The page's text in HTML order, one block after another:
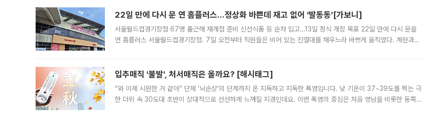
22일 만에 다시 문 연 홈플러스…정상화 바쁜데 재고 없어 ‘발동동’[가보니]
서울월드컵경기장점 67명 출근해 재개점 준비 신선식품 등 순차 입고…13일 정식 개장 목표 22일 만에 다시 문을
연 홈플러스 서울월드컵경기장점. 7일 오전부터 직원들은 비어 있는 진열대를 채우느라 바쁘게 움직였다. 계란과
입추매직 '불발', 처서매직은 올까요? [해시태그]
“와 이제 시원한 거 같아” 단체 ‘뇌손상’의 단계까지 온 지독하고 지독한 폭염입니다. 낮 기온이 37~39도를 찍는 극
한 더위 속 30도대 초반이 상대적으로 선선하게 느껴질 지경인데요. 이번 폭염의 중심은 처음 영남을 비롯한 동쪽